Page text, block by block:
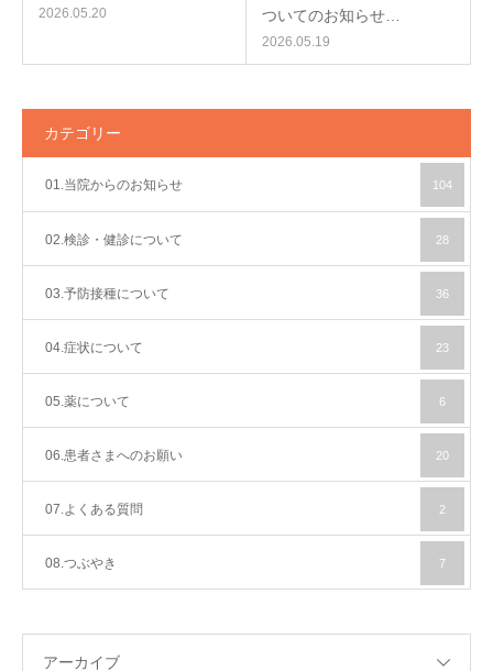
2026.05.20
ついてのお知らせ…
2026.05.19
カテゴリー
01.当院からのお知らせ 104
02.検診・健診について 28
03.予防接種について 36
04.症状について 23
05.薬について 6
06.患者さまへのお願い 20
07.よくある質問 2
08.つぶやき 7
アーカイブ